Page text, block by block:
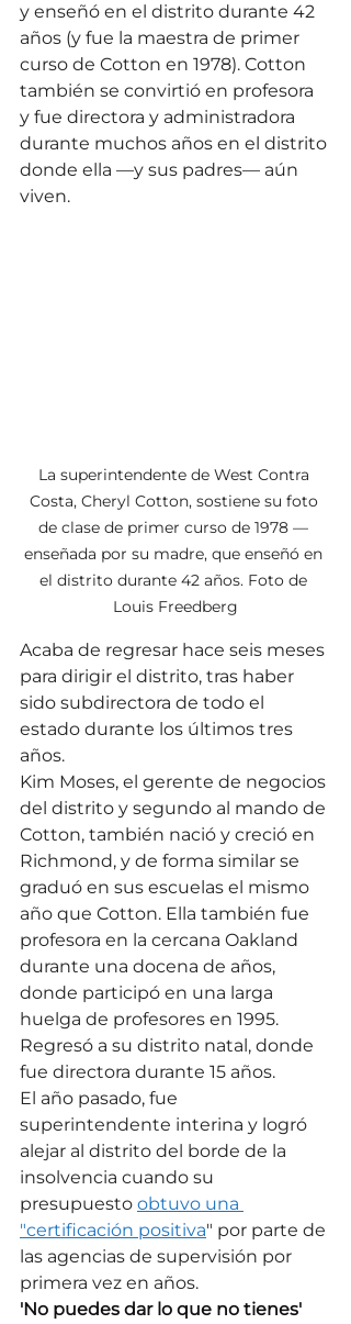
y enseñó en el distrito durante 42
años (y fue la maestra de primer
curso de Cotton en 1978). Cotton
también se convirtió en profesora
y fue directora y administradora
durante muchos años en el distrito
donde ella —y sus padres— aún
viven.
La superintendente de West Contra
Costa, Cheryl Cotton, sostiene su foto
de clase de primer curso de 1978 —
enseñada por su madre, que enseñó en
el distrito durante 42 años. Foto de
Louis Freedberg
Acaba de regresar hace seis meses
para dirigir el distrito, tras haber
sido subdirectora de todo el
estado durante los últimos tres
años.
Kim Moses, el gerente de negocios
del distrito y segundo al mando de
Cotton, también nació y creció en
Richmond, y de forma similar se
graduó en sus escuelas el mismo
año que Cotton. Ella también fue
profesora en la cercana Oakland
durante una docena de años,
donde participó en una larga
huelga de profesores en 1995.
Regresó a su distrito natal, donde
fue directora durante 15 años.
El año pasado, fue
superintendente interina y logró
alejar al distrito del borde de la
insolvencia cuando su
presupuesto obtuvo una
"certificación positiva" por parte de
las agencias de supervisión por
primera vez en años.
'No puedes dar lo que no tienes'